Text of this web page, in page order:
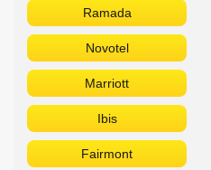
Ramada
Novotel
Marriott
Ibis
Fairmont